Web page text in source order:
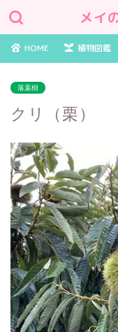
メイ
HOME 植物図鑑
落葉樹
クリ（栗）